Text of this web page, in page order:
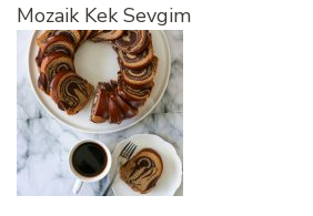
Mozaik Kek Sevgim